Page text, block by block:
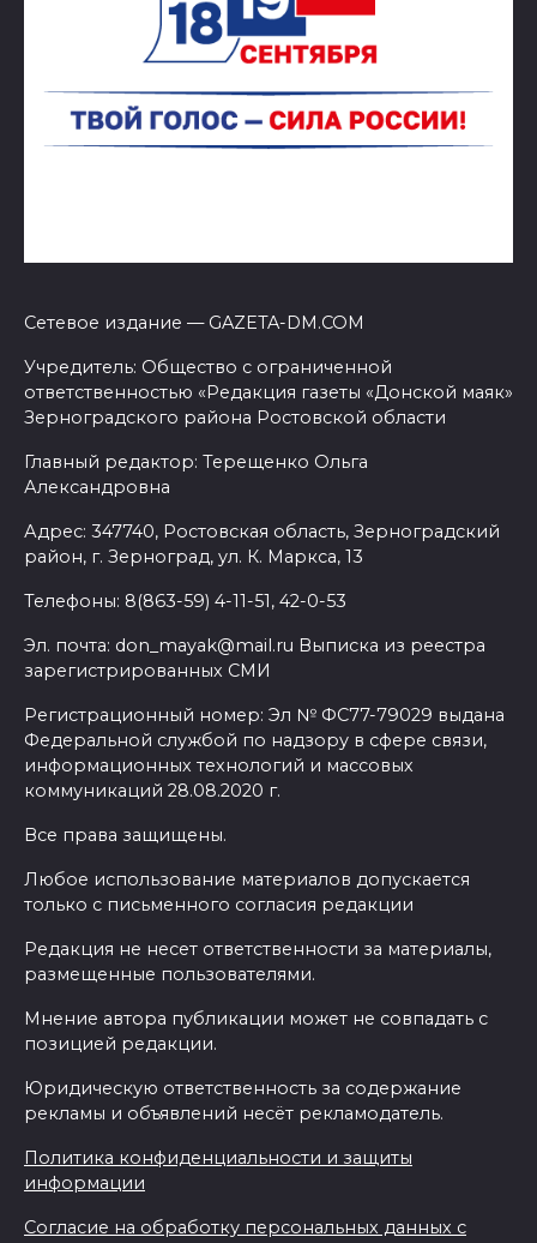
Сетевое издание — GAZETA-DM.COM
Учредитель: Общество с ограниченной
ответственностью «Редакция газеты «Донской маяк»
Зерноградского района Ростовской области
Главный редактор: Терещенко Ольга
Александровна
Адрес: 347740, Ростовская область, Зерноградский
район, г. Зерноград, ул. К. Маркса, 13
Телефоны: 8(863-59) 4-11-51, 42-0-53
Эл. почта: don_mayak@mail.ru Выписка из реестра
зарегистрированных СМИ
Регистрационный номер: Эл № ФС77-79029 выдана
Федеральной службой по надзору в сфере связи,
информационных технологий и массовых
коммуникаций 28.08.2020 г.
Все права защищены.
Любое использование материалов допускается
только с письменного согласия редакции
Редакция не несет ответственности за материалы,
размещенные пользователями.
Мнение автора публикации может не совпадать с
позицией редакции.
Юридическую ответственность за содержание
рекламы и объявлений несёт рекламодатель.
Политика конфиденциальности и защиты
информации
Согласие на обработку персональных данных с